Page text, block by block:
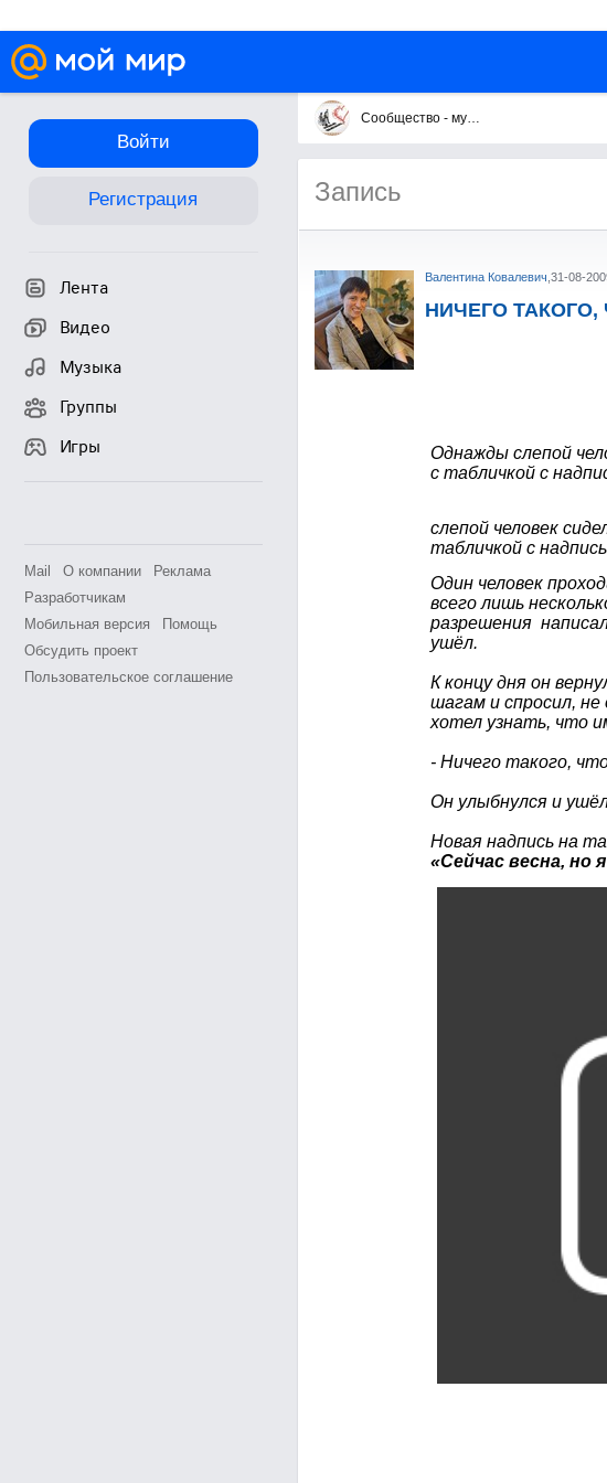
Войти
Регистрация
Лента
Видео
Музыка
Группы
Игры
Mail О компании
Реклама
Разработчикам
Мобильная версия
Помощь
Обсудить проект
Пользовательское соглашение
Сообщество - музей /ТЕРРИТОРИЯ ДРУЖБЫ /
Запись
Валентина Ковалевич 31-08-
НИЧЕГО
Однаждыслепой
с табличкой с
слепой человек
табличкой с
Один человек
всего лишь
разрешения
ушёл.
К концу дня он
шагам и спросил,
хотел узнать, что
-Ничего такого,
Он улыбнулся и
Новая надпись на
«Сейчас весна, но